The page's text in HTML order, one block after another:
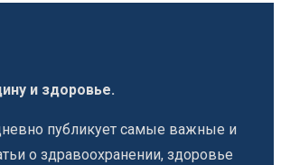
и здоровье.
публикует самые важные и
о здравоохранении, здоровье